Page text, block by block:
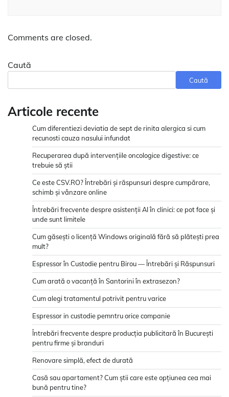
Comments are closed.
Caută
Caută
Articole recente
Cum diferentiezi deviatia de sept de rinita alergica si cum
recunosti cauza nasului infundat
Recuperarea după intervențiile oncologice digestive: ce
trebuie să știi
Ce este CSV.RO? Întrebări și răspunsuri despre cumpărare,
schimb și vânzare online
Întrebări frecvente despre asistenții AI în clinici: ce pot face și
unde sunt limitele
Cum găsești o licență Windows originală fără să plătești prea
mult?
Espressor în Custodie pentru Birou — Întrebări și Răspunsuri
Cum arată o vacanță în Santorini în extrasezon?
Cum alegi tratamentul potrivit pentru varice
Espressor in custodie pemntru orice companie
Întrebări frecvente despre producția publicitară în București
pentru firme și branduri
Renovare simplă, efect de durată
Casă sau apartament? Cum știi care este opțiunea cea mai
bună pentru tine?